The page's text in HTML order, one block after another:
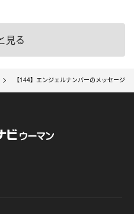
見る
【144】エンジェルナンバーのメッセージ